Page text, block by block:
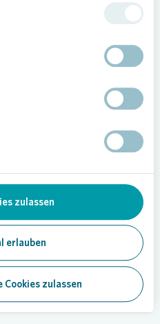
zulassen
erlauben
zulassen